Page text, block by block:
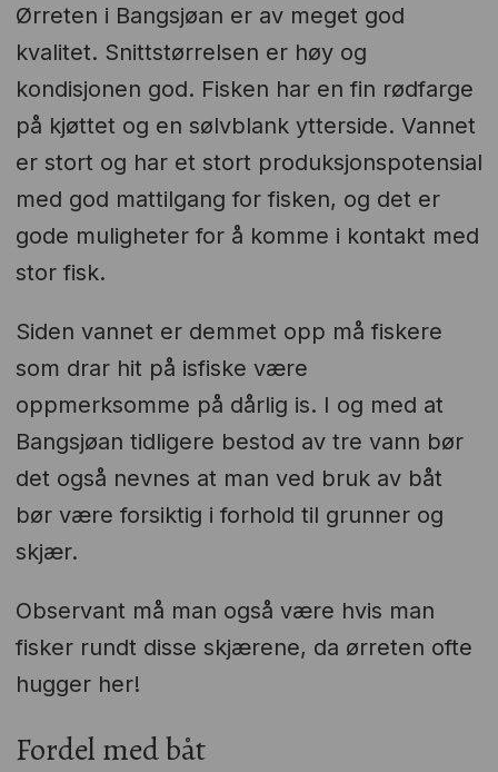
Ørreten i Bangsjøan er av meget god
kvalitet. Snittstørrelsen er høy og
kondisjonen god. Fisken har en fin rødfarge
på kjøttet og en sølvblank ytterside. Vannet
er stort og har et stort produksjonspotensial
med god mattilgang for fisken, og det er
gode muligheter for å komme i kontakt med
stor fisk.
Siden vannet er demmet opp må fiskere
som drar hit på isfiske være
oppmerksomme på dårlig is. I og med at
Bangsjøan tidligere bestod av tre vann bør
det også nevnes at man ved bruk av båt
bør være forsiktig i forhold til grunner og
skjær.
Observant må man også være hvis man
fisker rundt disse skjærene, da ørreten ofte
hugger her!
Fordel med båt